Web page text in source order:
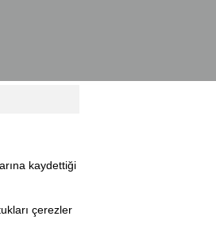
kaydettiği
çerezler